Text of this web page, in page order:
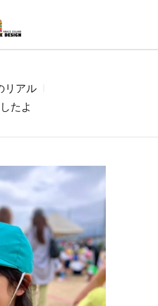
リアル
たよ